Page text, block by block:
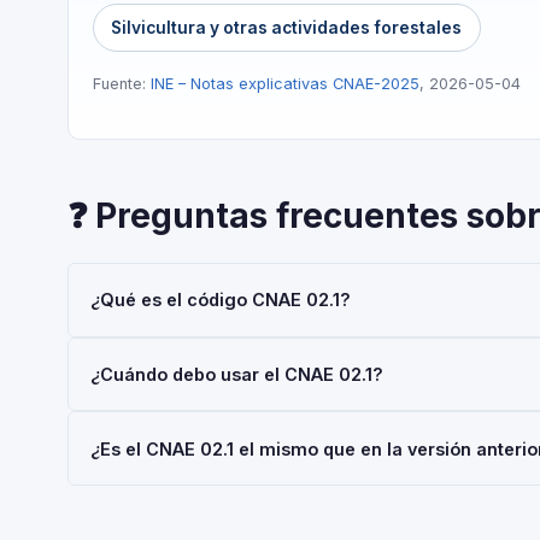
Silvicultura y otras actividades forestales
Fuente: INE – Notas explicativas CNAE-2025, 2026-05-04
❓ Preguntas frecuentes
¿Qué es el código CNAE 02.1?
Económicas 2025 (CNAE-2025), aprobada por Real
¿Cuándo debo usar el CNAE 02.1?
la Seguridad Social (RETA), al registrar una sociedad
¿Es el CNAE 02.1 el mismo que en la versión